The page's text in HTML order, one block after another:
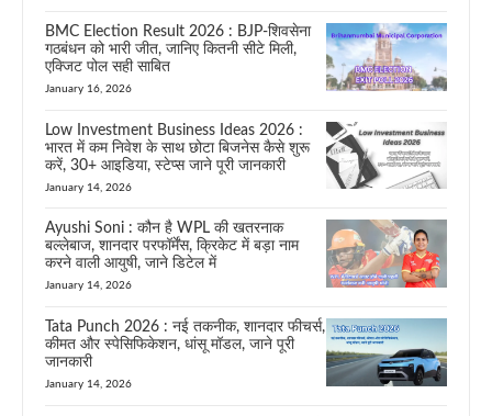
BMC Election Result 2026 : BJP-शिवसेना
गठबंधन को भारी जीत, जानिए कितनी सीटे मिली,
एक्जिट पोल सही साबित
January 16, 2026
Low Investment Business Ideas 2026 :
भारत में कम निवेश के साथ छोटा बिजनेस कैसे शुरू
करें, 30+ आइडिया, स्टेप्स जाने पूरी जानकारी
January 14, 2026
Ayushi Soni : कौन है WPL की खतरनाक
बल्लेबाज, शानदार परफॉर्मेंस, क्रिकेट में बड़ा नाम
करने वाली आयुषी, जाने डिटेल में
January 14, 2026
Tata Punch 2026 : नई तकनीक, शानदार फीचर्स,
कीमत और स्पेसिफिकेशन, धांसू मॉडल, जाने पूरी
जानकारी
January 14, 2026